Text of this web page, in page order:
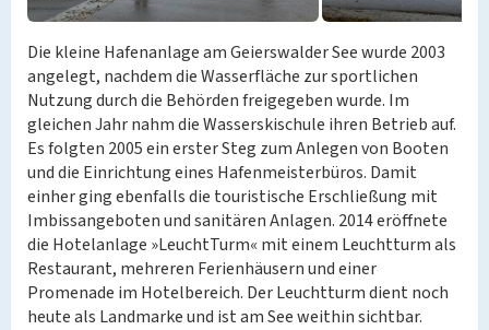
Die kleine Hafenanlage am Geierswalder See wurde 2003
angelegt, nachdem die Wasserfläche zur sportlichen
Nutzung durch die Behörden freigegeben wurde. Im
gleichen Jahr nahm die Wasserskischule ihren Betrieb auf.
Es folgten 2005 ein erster Steg zum Anlegen von Booten
und die Einrichtung eines Hafenmeisterbüros. Damit
einher ging ebenfalls die touristische Erschließung mit
Imbissangeboten und sanitären Anlagen. 2014 eröffnete
die Hotelanlage »LeuchtTurm« mit einem Leuchtturm als
Restaurant, mehreren Ferienhäusern und einer
Promenade im Hotelbereich. Der Leuchtturm dient noch
heute als Landmarke und ist am See weithin sichtbar.